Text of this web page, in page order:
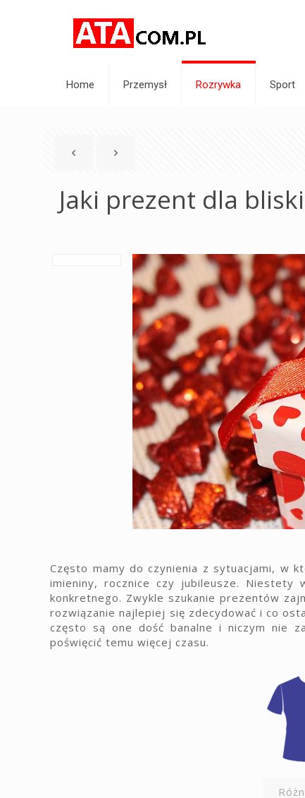
Home Przemysł Rozrywka Sport
Jaki prezent dla
Często mamy do czynienia z sytuacjami, w
imieniny, rocznice czy jubileusze. Niestety
konkretnego. Zwykle szukanie prezentów
rozwiązanie najlepiej się zdecydować i co
często są one dość banalne i niczym nie
poświęcić temu więcej czasu.